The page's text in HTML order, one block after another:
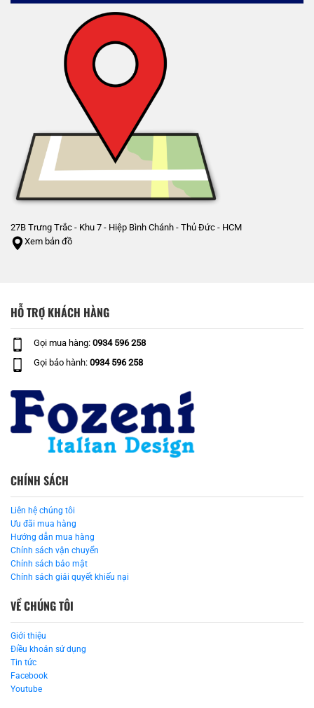
27B Trưng Trắc - Khu 7 - Hiệp Bình Chánh - Thủ Đức - HCM
Xem bản đồ
HỖ TRỢ KHÁCH HÀNG
Gọi mua hàng: 0934 596 258
Gọi bảo hành: 0934 596 258
CHÍNH SÁCH
Liên hệ chúng tôi
Ưu đãi mua hàng
Hướng dẫn mua hàng
Chính sách vận chuyển
Chính sách bảo mật
Chính sách giải quyết khiếu nại
VỀ CHÚNG TÔI
Giới thiệu
Điều khoản sử dụng
Tin tức
Facebook
Youtube